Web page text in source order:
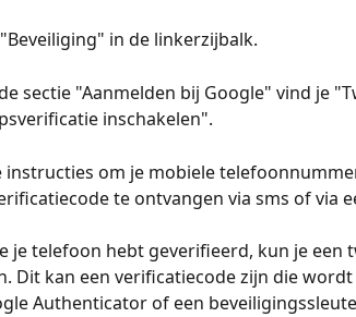
in de linkerzijbalk.
sectie "Aanmelden bij Google" vind je
inschakelen".
instructies om je mobiele
te ontvangen via sms of via
je telefoon hebt geverifieerd, kun je een
Dit kan een verificatiecode zijn die
Authenticator of een